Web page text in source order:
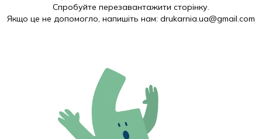
Спробуйте перезавантажити сторінку.
Якщо це не допомогло, напишіть нам: drukarnia.ua@gmail.com